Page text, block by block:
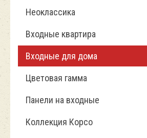
Неоклассика
Входные квартира
Входные для дома
Цветовая гамма
Панели на входные
Коллекция Корсо